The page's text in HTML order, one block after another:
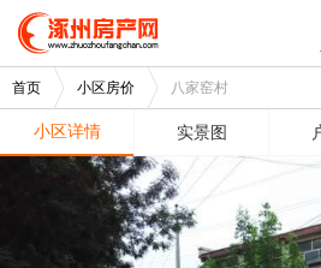
首页 小区房价 八家窑村
小区详情 实景图